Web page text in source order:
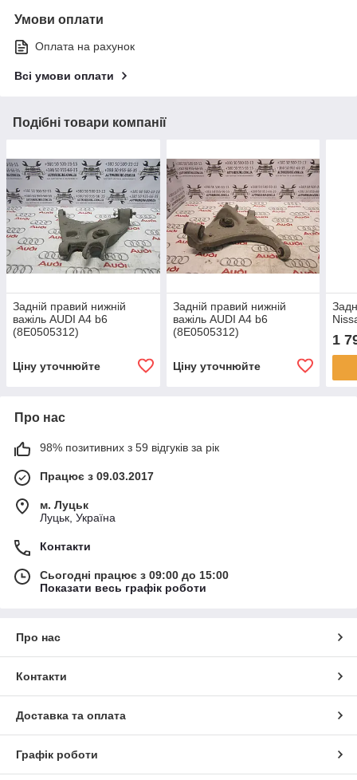
Умови оплати
Оплата на рахунок
Всі умови оплати
Подібні товари компанії
Задній правий нижній
важіль AUDI A4 b6
(8E0505312)
Ціну уточнюйте
Задній правий нижній
важіль AUDI A4 b6
(8E0505312)
Ціну уточнюйте
1
Про нас
98% позитивних з 59 відгуків за рік
Працює з 09.03.2017
м. Луцьк
Луцьк, Україна
Контакти
Сьогодні працює з 09:00 до 15:00
Показати весь графік роботи
Про нас
Контакти
Доставка та оплата
Графік роботи